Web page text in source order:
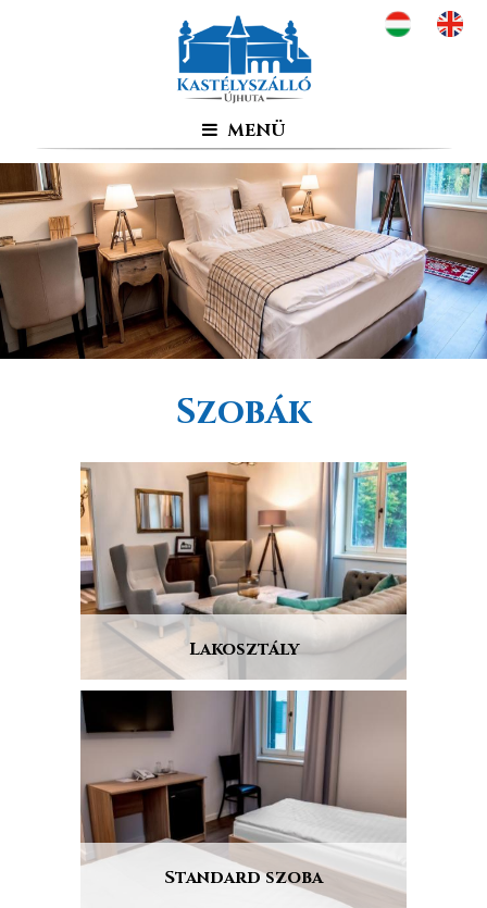
MENÜ
KASTÉLYSZÁLLÓ
A kastély jelene A kastély múltja
SZOBÁK
SZOLGÁLTATÁSOK
ÉTTEREM
Étlap Itallap
Főbb látványosságok
Gyalogos és biciklis túrák
FOGLALÁS
GALÉRIA
KAPCSOLAT
+36 30 177 4340
recepcio@ujhutakastelyszallo.hu
Szobák
Lakosztály
Standard szoba